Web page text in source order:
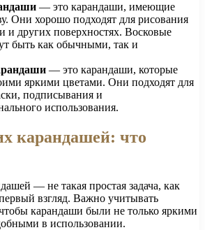
— это карандаши, имеющие
Они хорошо подходят для рисования
и других поверхностях. Восковые
быть как обычными, так и
— это карандаши, которые
яркими цветами. Они подходят для
подписывания и
использования.
карандашей: что
— не такая простая задача, как
взгляд. Важно учитывать
карандаши были не только яркими
в использовании.